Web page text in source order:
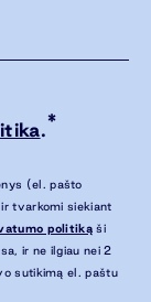
.*
(el. pašto
tvarkomi siekiant
politiką ši
ir ne ilgiau nei 2
sutikimą el. paštu